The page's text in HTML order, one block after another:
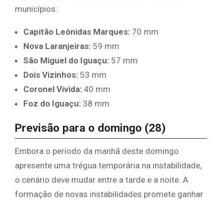
municípios:
Capitão Leônidas Marques: 70 mm
Nova Laranjeiras: 59 mm
São Miguel do Iguaçu: 57 mm
Dois Vizinhos: 53 mm
Coronel Vivida: 40 mm
Foz do Iguaçu: 38 mm
​Previsão para o domingo (28)
​Embora o período da manhã deste domingo
apresente uma trégua temporária na instabilidade,
o cenário deve mudar entre a tarde e a noite. A
formação de novas instabilidades promete ganhar